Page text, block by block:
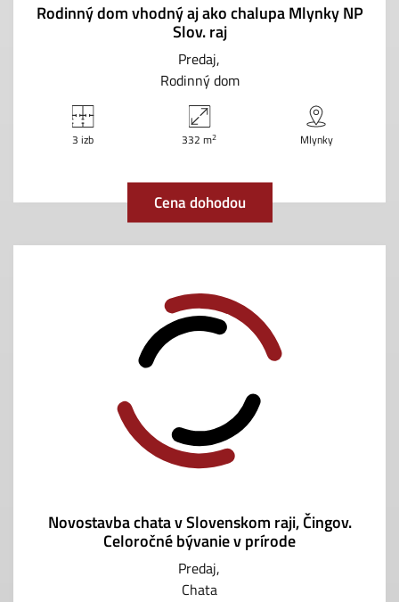
Rodinný dom vhodný aj ako chalupa Mlynky NP
Slov. raj
Predaj
Rodinný dom
3 izb 332 m2 Mlynky
Cena dohodou
Novostavba chata v Slovenskom raji, Čingov.
Celoročné bývanie v prírode
Predaj
Chata